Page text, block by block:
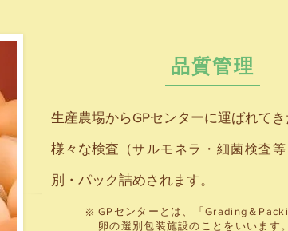
​品質管理
生産農場からGPセンターに運ばれて
様々な検査（サルモネラ・細菌検査等
別・パック詰めされます。
GPセンターとは、
「Grading＆
卵の選別包装施設のことをいいます。
※